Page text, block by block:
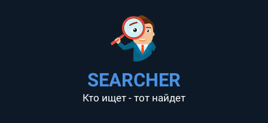
SEARCHER
Кто ищет - тот найдет